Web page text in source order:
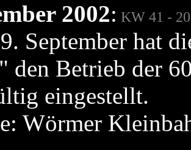
2002: KW 41 -
September hat
den Betrieb der
eingestellt.
Wörmer